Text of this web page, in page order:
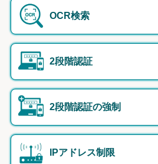
OCR検索
2段階認証
2段階認証の強制
IPアドレス制限